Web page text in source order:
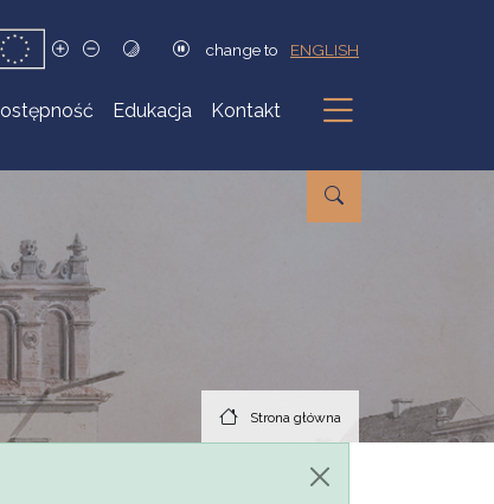
change to ENGLISH
Edukacja Kontakt
Podmenu
Strona główna